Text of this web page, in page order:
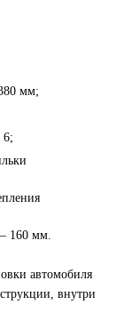
мм;
6;
160 мм.
автомобиля
внутри